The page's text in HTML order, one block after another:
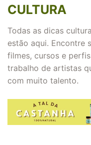
CULTURA
Todas as dicas
estão aqui. Encontre
filmes, cursos e
trabalho de artistas
com muito talento.